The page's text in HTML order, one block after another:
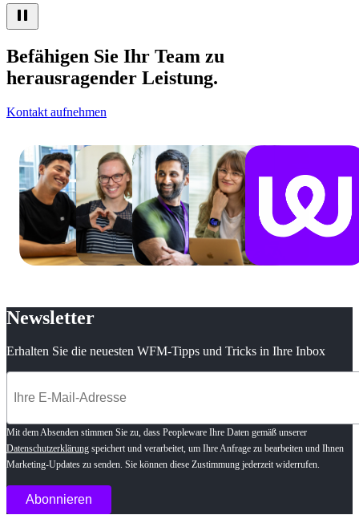
Befähigen Sie Ihr Team zu
herausragender Leistung.
Kontakt aufnehmen
Newsletter
Erhalten Sie die neuesten WFM-Tipps und Tricks in Ihre Inbox
Mit dem Absenden stimmen Sie zu, dass Peopleware Ihre Daten gemäß unserer
Datenschutzerklärung speichert und verarbeitet, um Ihre Anfrage zu bearbeiten und Ihnen
Marketing-Updates zu senden. Sie können diese Zustimmung jederzeit widerrufen.